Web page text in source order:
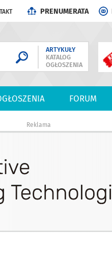
PRENUMERATA
ARTYKUŁY
KATALOG
OGŁOSZENIA
FORUM
Reklama